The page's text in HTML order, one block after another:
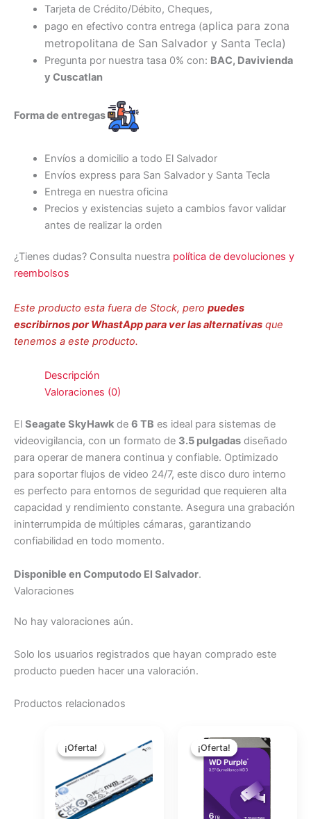
Tarjeta de Crédito/Débito, Cheques,
pago en efectivo contra entrega (aplica para zona
metropolitana de San Salvador y Santa Tecla)
Pregunta por nuestra tasa 0% con: BAC, Davivienda
y Cuscatlan
Forma de entregas
Envíos a domicilio a todo El Salvador
Envíos express para San Salvador y Santa Tecla
Entrega en nuestra oficina
Precios y existencias sujeto a cambios favor validar
antes de realizar la orden
¿Tienes dudas? Consulta nuestra política de devoluciones y
reembolsos
Este producto esta fuera de Stock, pero puedes
escribirnos por WhastApp para ver las alternativas que
tenemos a este producto.
Descripción
Valoraciones (0)
El Seagate SkyHawk de 6 TB es ideal para sistemas de
videovigilancia, con un formato de 3.5 pulgadas diseñado
para operar de manera continua y confiable. Optimizado
para soportar flujos de video 24/7, este disco duro interno
es perfecto para entornos de seguridad que requieren alta
capacidad y rendimiento constante. Asegura una grabación
ininterrumpida de múltiples cámaras, garantizando
confiabilidad en todo momento.
Disponible en Computodo El Salvador.
Valoraciones
No hay valoraciones aún.
Solo los usuarios registrados que hayan comprado este
producto pueden hacer una valoración.
Productos relacionados
¡Oferta!
¡Oferta!precio
original
era:
$236.62.
precio
actual
$218.30.
¡Oferta!
¡Oferta!precio
original
era:
precio
actual